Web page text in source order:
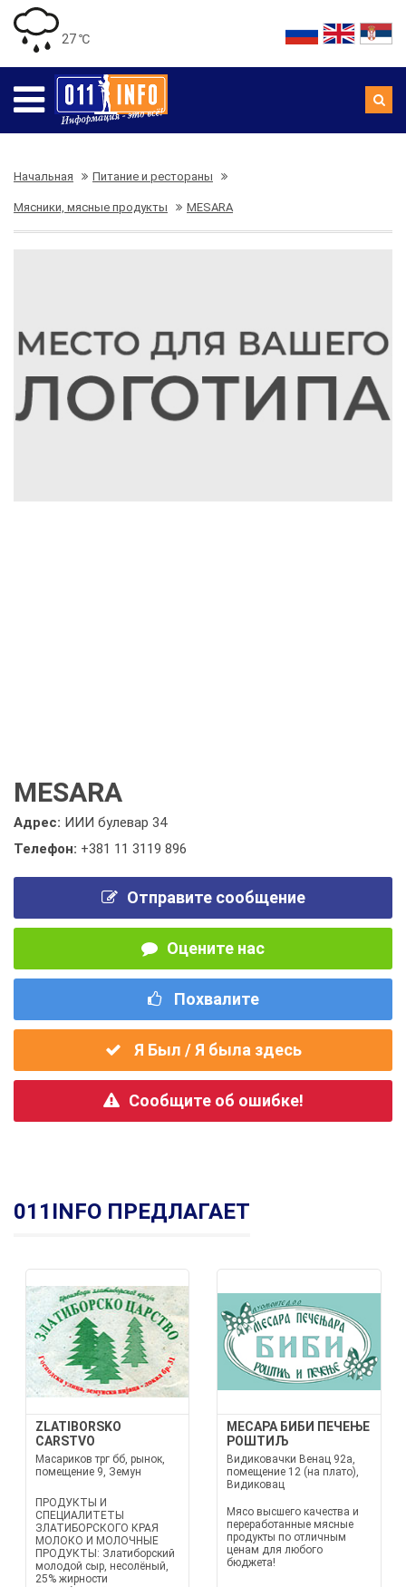
27 ℃
Начальная Питание и рестораны
Мясники, мясные продукты MESARA
MESARA
Адрес: ИИИ булевар 34
Телефон: +381 11 3119 896
Отправите сообщение
Оцените нас
Похвалите
Я Был / Я была здесь
Сообщите об ошибке!
011INFO ПРЕДЛАГАЕТ
ZLATIBORSKO
CARSTVO
Масариков трг бб, рынок,
помещение 9, Земун
ПРОДУКТЫ И
СПЕЦИАЛИТЕТЫ
ЗЛАТИБОРСКОГО КРАЯ
МОЛОКО И МОЛОЧНЫЕ
ПРОДУКТЫ: Златиборский
молодой сыр, несолёный,
25% жирности
МЕСАРА БИБИ ПЕЧЕЊЕ
РОШТИЉ
Видиковачки Венац 92а,
помещение 12 (на плато),
Видиковац
Мясо высшего качества и
переработанные мясные
продукты по отличным
ценам для любого
бюджета!